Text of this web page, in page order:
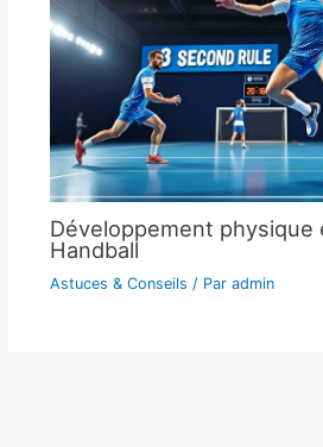
Développement physique
Handball
Astuces & Conseils / Par admin